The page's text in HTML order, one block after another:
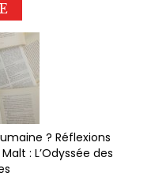
? Réflexions
: L’Odyssée des